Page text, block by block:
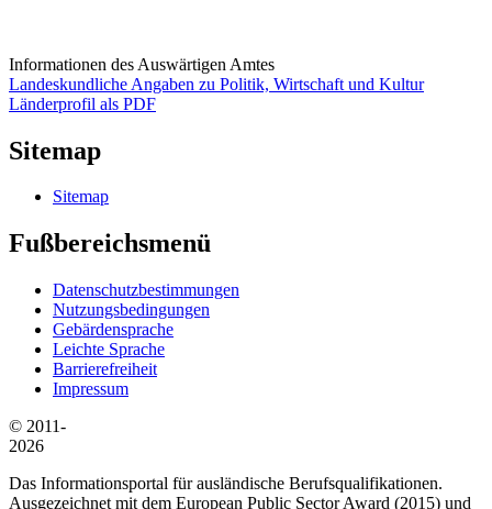
Informationen des Auswärtigen Amtes
Landeskundliche Angaben zu Politik, Wirtschaft und Kultur
Länderprofil als PDF
Sitemap
Sitemap
Fußbereichsmenü
Datenschutzbestimmungen
Nutzungsbedingungen
Gebärdensprache
Leichte Sprache
Barrierefreiheit
Impressum
© 2011-
2026
Das Informationsportal für ausländische Berufsqualifikationen.
Ausgezeichnet mit dem European Public Sector Award (2015) und